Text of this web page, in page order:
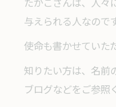
与えられる人なのです
使命も書かせていた
知りたい方は、名前
ブログなどをご参照